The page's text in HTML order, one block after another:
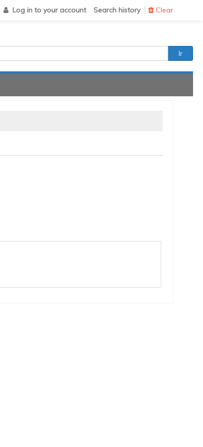
Log in to your account Search history Clear
Ir